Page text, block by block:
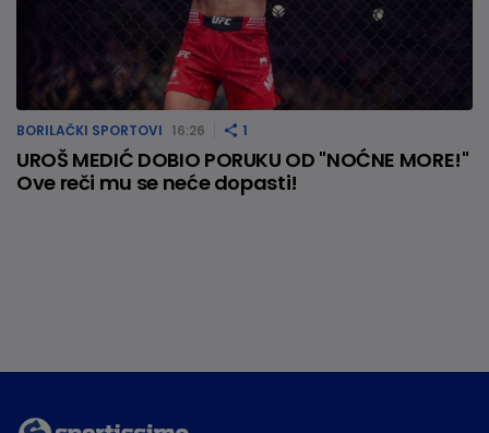
BORILAČKI SPORTOVI 16:26 1
UROŠ MEDIĆ DOBIO PORUKU OD "NOĆNE MORE!"
Ove reči mu se neće dopasti!